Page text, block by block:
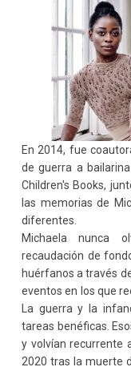
En 2014, fue
de guerra a
Children's Books,
las memorias de
diferentes.
Michaela nunca
recaudación de
huérfanos a través
eventos en los que
La guerra y la
tareas benéficas.
y volvían recurrente
2020 tras la muerte